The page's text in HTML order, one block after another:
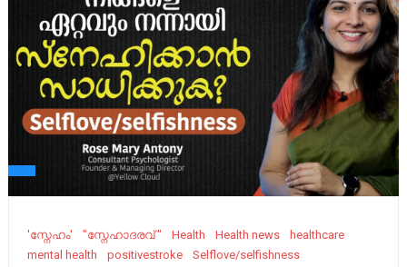
'സ്നേഹം' "സ്നേഹാദരവ് " Health Health news
healthcare
mental health
positivestroke
Selflove/selfishness